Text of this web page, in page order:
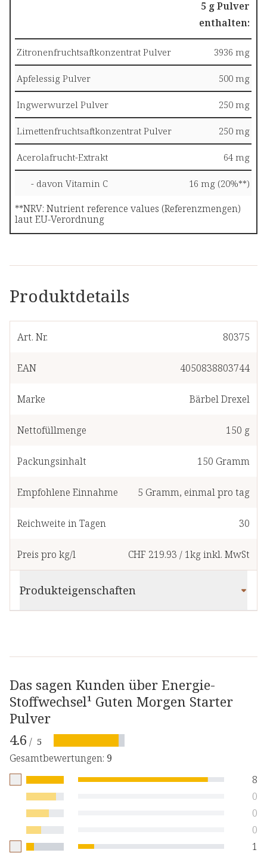
Produktdetails
Art. Nr. 80375
EAN 4050838803744
Marke Bärbel Drexel
Nettofüllmenge 150 g
Packungsinhalt 150 Gramm
Empfohlene Einnahme 5 Gramm, einmal pro tag
Reichweite in Tagen 30
Preis pro kg/l CHF 219.93 / 1kginkl. MwSt
Produkteigenschaften
5 g Pulver
enthalten:
Zitronenfruchtsaftkonzentrat Pulver 3936 mg
Apfelessig Pulver 500 mg
Ingwerwurzel Pulver 250 mg
Limettenfruchtsaftkonzentrat Pulver 250 mg
Acerolafrucht-Extrakt 64 mg
- davon Vitamin C 16 mg (20%**)
**NRV: Nutrient reference values (Referenzmengen)
laut EU-Verordnung
Das sagen Kunden über Energie-
Stoffwechsel¹ Guten Morgen Starter
Pulver
4.6 / 5
Gesamtbewertungen: 9
8
0
0
0
1